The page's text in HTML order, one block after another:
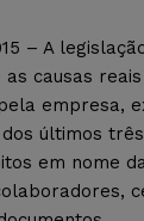
– A
causas
empresa,
últimos
em nome